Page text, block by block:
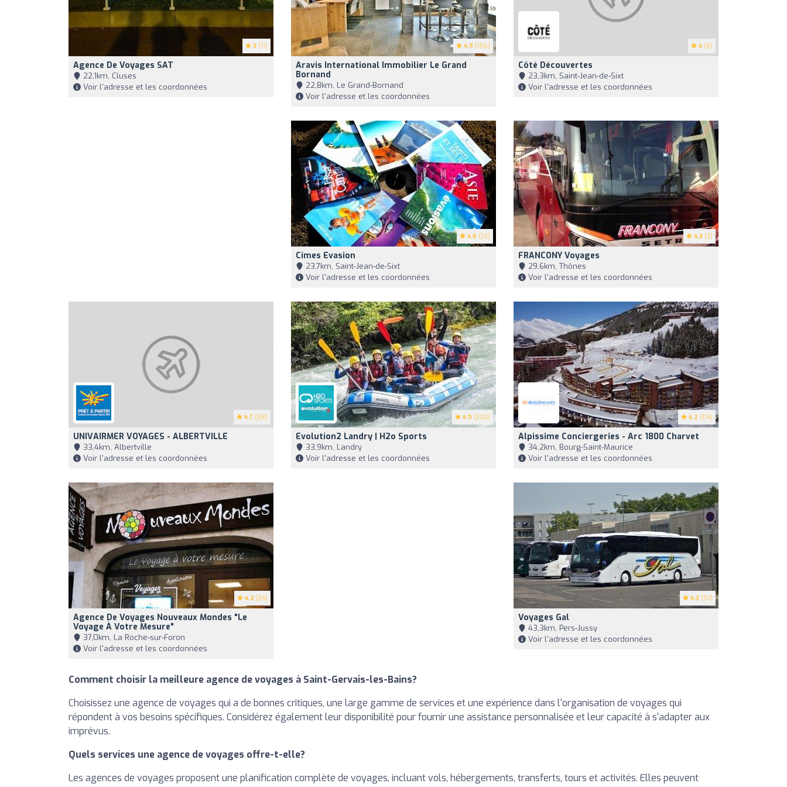
3 (11)
Agence De Voyages SAT
22,1km, Cluses
Voir l'adresse et les coordonnées
4.9 (156)
Aravis International Immobilier Le Grand
Bornand
22,8km, Le Grand-Bornand
Voir l'adresse et les coordonnées
4 (5)
Côté Découvertes
23,3km, Saint-Jean-de-Sixt
Voir l'adresse et les coordonnées
4.6 (22)
Cimes Evasion
23,7km, Saint-Jean-de-Sixt
Voir l'adresse et les coordonnées
4.3 (3)
FRANCONY Voyages
29,6km, Thônes
Voir l'adresse et les coordonnées
4.7 (88)
UNIVAIRMER VOYAGES - ALBERTVILLE
33,4km, Albertville
Voir l'adresse et les coordonnées
4.9 (200)
Evolution2 Landry | H2o Sports
33,9km, Landry
Voir l'adresse et les coordonnées
4.2 (114)
Alpissime Conciergeries - Arc 1800 Charvet
34,2km, Bourg-Saint-Maurice
Voir l'adresse et les coordonnées
4.2 (24)
Agence De Voyages Nouveaux Mondes "Le
Voyage À Votre Mesure"
37,0km, La Roche-sur-Foron
Voir l'adresse et les coordonnées
4.3 (57)
Voyages Gal
43,3km, Pers-Jussy
Voir l'adresse et les coordonnées
Comment choisir la meilleure agence de voyages à Saint-Gervais-les-Bains?
Choisissez une agence de voyages qui a de bonnes critiques, une large gamme de services et une expérience dans l'organisation de voyages qui
répondent à vos besoins spécifiques. Considérez également leur disponibilité pour fournir une assistance personnalisée et leur capacité à s'adapter aux
imprévus.
Quels services une agence de voyages offre-t-elle?
Les agences de voyages proposent une planification complète de voyages, incluant vols, hébergements, transferts, tours et activités. Elles peuvent